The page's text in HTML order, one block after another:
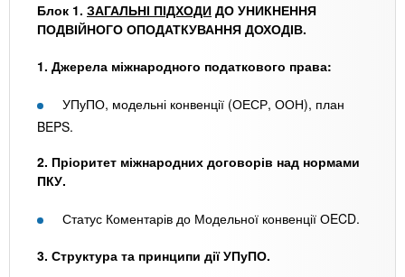
Блок 1. ЗАГАЛЬНІ ПІДХОДИ ДО УНИКНЕННЯ
ПОДВІЙНОГО ОПОДАТКУВАННЯ ДОХОДІВ.
1. Джерела міжнародного податкового права:
УПуПО, модельні конвенції (ОЕСР, ООН), план
BEPS.
2. Пріоритет міжнародних договорів над нормами
ПКУ.
Статус Коментарів до Модельної конвенції ОECD.
3. Структура та принципи дії УПуПО.